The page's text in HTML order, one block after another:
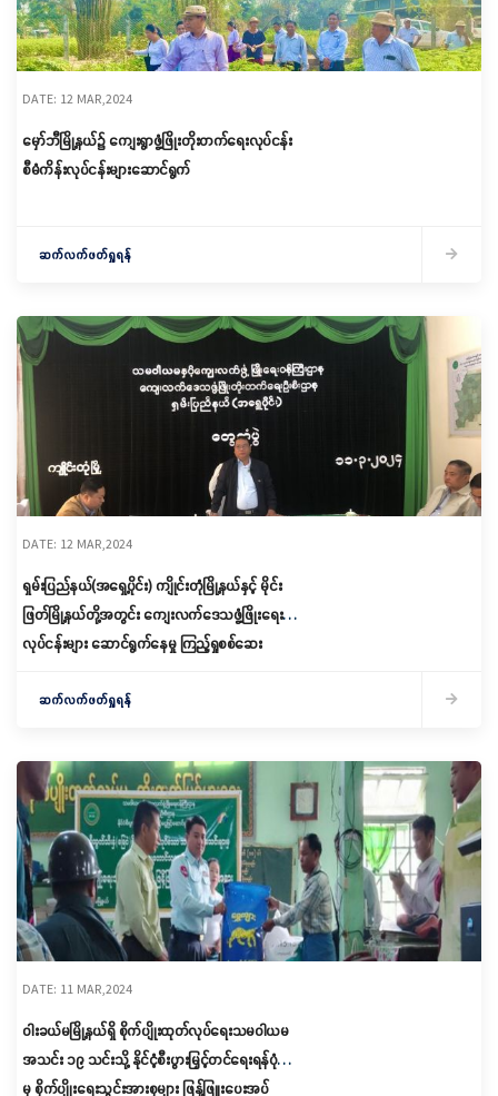
DATE: 12 MAR,2024
မှော်ဘီမြို့နယ်၌ ကျေးရွာဖွံ့ဖြိုးတိုးတက်ရေးလုပ်ငန်း
စီမံကိန်းလုပ်ငန်းများဆောင်ရွက်
ဆက်လက်ဖတ်ရှုရန်
DATE: 12 MAR,2024
ရှမ်းပြည်နယ်(အရှေ့ပိုင်း) ကျိုင်းတုံမြို့နယ်နှင့် မိုင်း
ဖြတ်မြို့နယ်တို့အတွင်း ကျေးလက်ဒေသဖွံ့ဖြိုးရေး
လုပ်ငန်းများ ဆောင်ရွက်နေမှု ကြည့်ရှုစစ်ဆေး
ဆက်လက်ဖတ်ရှုရန်
DATE: 11 MAR,2024
ဝါးခယ်မမြို့နယ်ရှိ စိုက်ပျိုးထုတ်လုပ်ရေးသမဝါယမ
အသင်း ၁၉ သင်းသို့ နိုင်ငံ့စီးပွားမြှင့်တင်ရေးရန်ပုံငွေ
မှ စိုက်ပျိုးရေးသွင်းအားစုများ ဖြန့်ဖြူးပေးအပ်